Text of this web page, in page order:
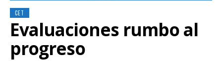
CET
Evaluaciones rumbo al
progreso